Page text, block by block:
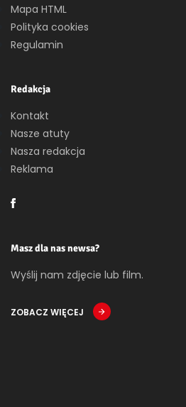
Mapa HTML
Polityka cookies
Regulamin
Redakcja
Kontakt
Nasze atuty
Nasza redakcja
Reklama
Masz dla nas newsa?
Wyślij nam zdjęcie lub film.
ZOBACZ WIĘCEJ